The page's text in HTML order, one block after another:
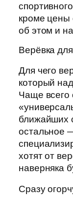
кроме цены
об этом и
Верёвка
Для чего
который
Чаще всего
ближайших
остальное
хотят от
наверняка
Сразу